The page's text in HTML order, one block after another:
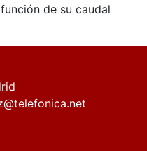
de su caudal